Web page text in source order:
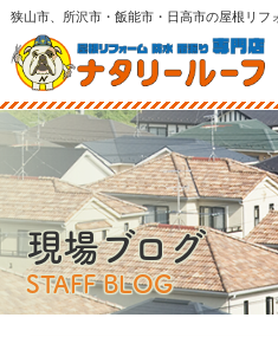
狭山市、所沢市・飯能市・日高市の屋根リフ
現場ブログ
STAFF BLOG